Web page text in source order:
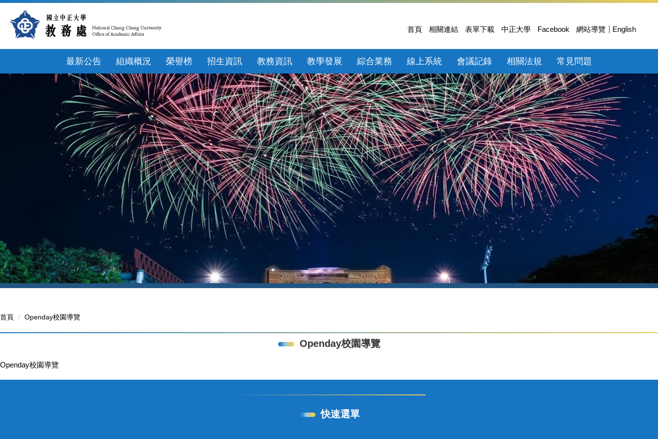
內
首頁 相關連結 表單下載 中正大學 Facebook 網站導覽 English
最新公告 組織概況 榮譽榜 招生資訊 教務資訊 教學發展 綜合業務 線上系統 會議記錄 相關法規 常見問題
首頁 Openday校園導覽
Openday校園導覽
Openday校園導覽
快速選單